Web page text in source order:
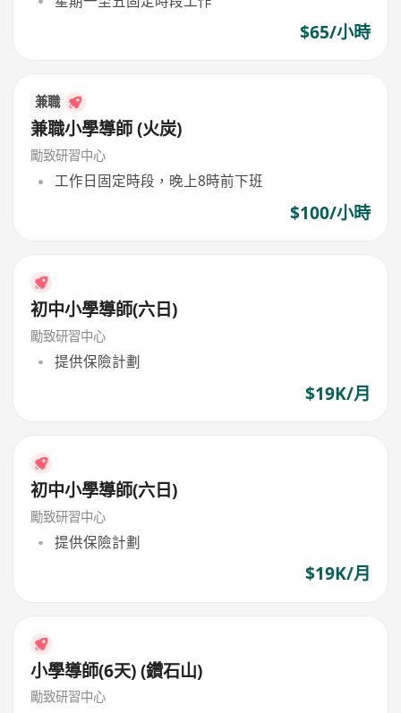
$65/小時
兼職
兼職小學導師 (火炭)
勵致研習中心
工作日固定時段，晚上8時前下班
$100/小時
初中小學導師(六日)
勵致研習中心
提供保險計劃
$19K/月
初中小學導師(六日)
勵致研習中心
提供保險計劃
$19K/月
小學導師(6天) (鑽石山)
勵致研習中心